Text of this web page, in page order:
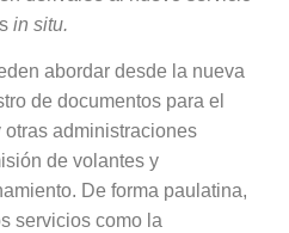
in situ.
abordar desde la nueva
de documentos para el
administraciones
de volantes y
De forma paulatina,
servicios como la